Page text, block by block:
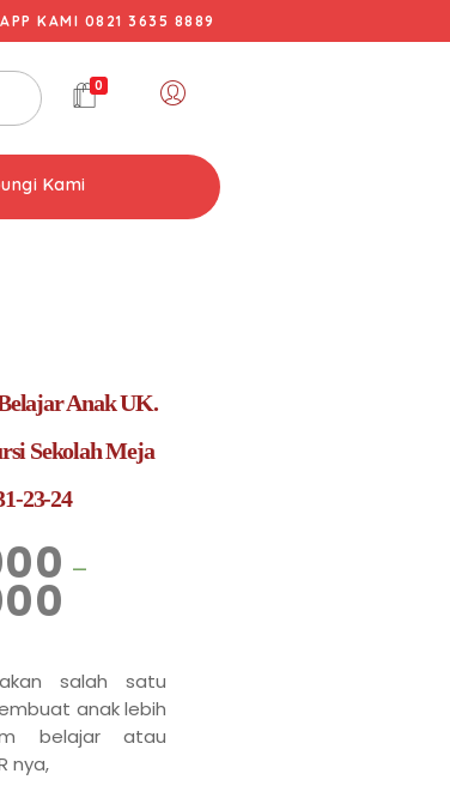
KAMI 0821 3635 8889
0
Kami
Anak UK.
Sekolah Meja
23-24
–
salah satu
anak lebih
belajar atau
nya,